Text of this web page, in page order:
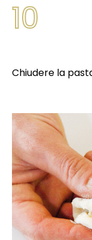
10
Chiudere la